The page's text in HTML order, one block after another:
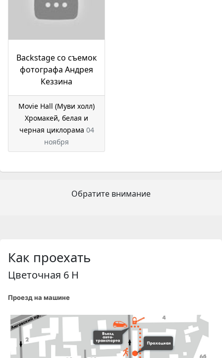
Backstage со съемок
фотографа Андрея
Кеззина
Movie Hall (Муви холл)
Хромакей, белая и
черная циклорама 04
ноября
Обратите внимание
Как проехать
Цветочная 6 Н
Проезд на машине